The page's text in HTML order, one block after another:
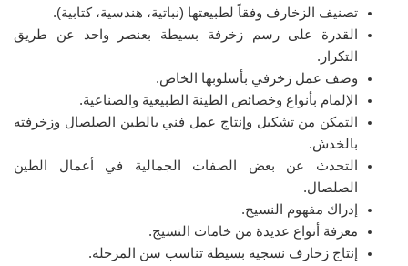
تصنيف الزخارف وفقاً لطبيعتها (نباتية، هندسية، كتابية).
القدرة على رسم زخرفة بسيطة بعنصر واحد عن طريق
التكرار.
وصف عمل زخرفي بأسلوبها الخاص.
الإلمام بأنواع وخصائص الطينة الطبيعية والصناعية.
التمكن من تشكيل وإنتاج عمل فني بالطين الصلصال وزخرفته
بالخدش.
التحدث عن بعض الصفات الجمالية في أعمال الطين
الصلصال.
إدراك مفهوم النسيج.
معرفة أنواع عديدة من خامات النسيج.
إنتاج زخارف نسجية بسيطة تناسب سن المرحلة.